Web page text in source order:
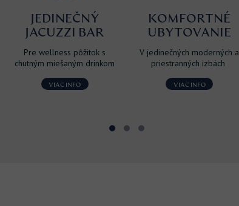
JEDINEČNÝ
JACUZZI BAR
Pre wellness pôžitok s
chutným miešaným drinkom
VIAC INFO
KOMFORTNÉ
UBYTOVANIE
V jedinečných moderných a
priestranných izbách
VIAC INFO